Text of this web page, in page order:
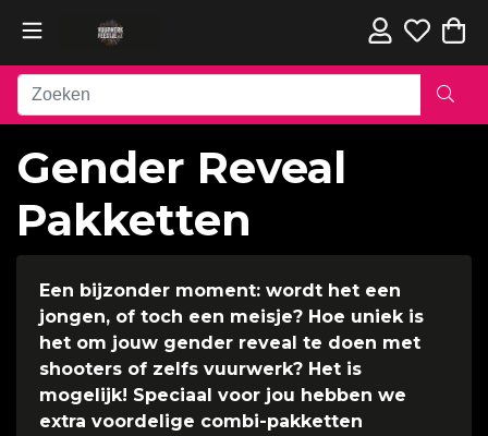
Gender Reveal
Pakketten
Een bijzonder moment: wordt het een
jongen, of toch een meisje? Hoe uniek is
het om jouw gender reveal te doen met
shooters of zelfs vuurwerk? Het is
mogelijk! Speciaal voor jou hebben we
extra voordelige combi-pakketten